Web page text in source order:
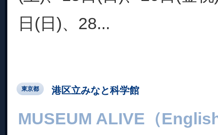
日(日)、28...
東京都 港区立みなと科学館
MUSEUM ALIVE（